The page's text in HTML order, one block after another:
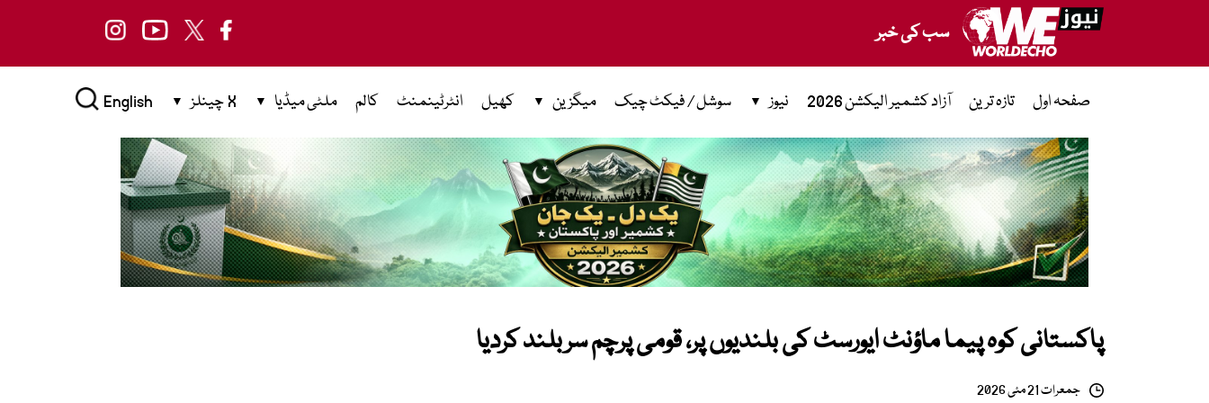
سب کی خبر
صفحہ اول تازہ ترین آزاد کشمیر الیکشن 2026 نیوز سوشل / فیکٹ چیک میگزین کھیل انٹرٹینمنٹ کالم ملٹی میڈیا X چینلز English
پاکستانی کوہ پیما ماؤنٹ ایورسٹ کی بلندیوں پر، قومی پرچم سربلند کردیا
جمعرات 21 مئی 2026